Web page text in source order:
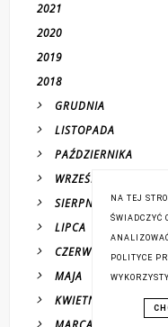
2021
2020
2019
2018
GRUDNIA
LISTOPADA
PAŹDZIERNIKA
WRZEŚNIA
SIERPNIA
LIPCA
CZERWCA
MAJA
KWIETNIA
NA TEJ
ŚWIADCZYĆ
POLITYCE